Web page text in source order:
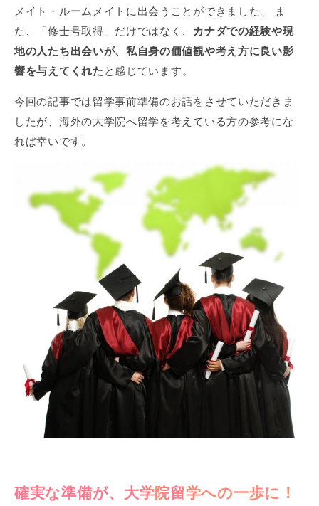
メイト・ルームメイトに出会うことができました。 ま
た、「修士号取得」だけではなく、 カナダでの経験や現
地の人たち出会いが、私自身の価値観や考え方に良い影
響を与えてくれた と感じています。
今回の記事では留学事前準備のお話をさせていただきま
したが、海外の大学院へ留学を考えている方の参考にな
れば幸いです。
確実な準備が、大学院留学への一歩に！